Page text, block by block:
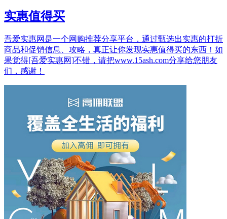
实惠值得买
吾爱实惠网是一个网购推荐分享平台，通过甄选出实惠的打折
商品和促销信息、攻略，真正让你发现实惠值得买的东西！如
果觉得[吾爱实惠网]不错，请把www.15ash.com分享给您朋友
们，感谢！